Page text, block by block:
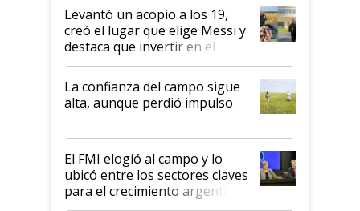
Levantó un acopio a los 19,
creó el lugar que elige Messi y
destaca que invertir en el
kirchnerismo era como "darle
plata a un hijo para droga":
Juan Félix Rossetti, el libertario
que de una dura crisis salió
de Milei
La confianza del campo sigue
alta, aunque perdió impulso
El FMI elogió al campo y lo
ubicó entre los sectores claves
para el crecimiento argentino